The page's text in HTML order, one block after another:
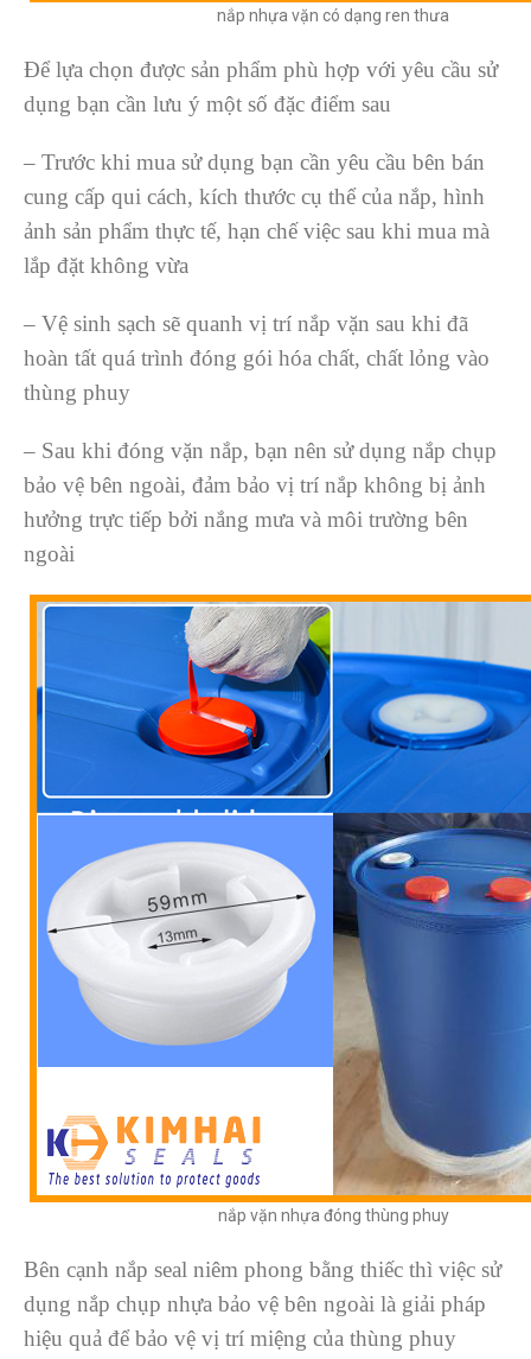
nắp nhựa vặn có dạng ren thưa
Để lựa chọn được sản phẩm phù hợp với yêu cầu sử
dụng bạn cần lưu ý một số đặc điểm sau
– Trước khi mua sử dụng bạn cần yêu cầu bên bán
cung cấp qui cách, kích thước cụ thể của nắp, hình
ảnh sản phẩm thực tế, hạn chế việc sau khi mua mà
lắp đặt không vừa
– Vệ sinh sạch sẽ quanh vị trí nắp vặn sau khi đã
hoàn tất quá trình đóng gói hóa chất, chất lỏng vào
thùng phuy
– Sau khi đóng vặn nắp, bạn nên sử dụng nắp chụp
bảo vệ bên ngoài, đảm bảo vị trí nắp không bị ảnh
hưởng trực tiếp bởi nắng mưa và môi trường bên
ngoài
nắp vặn nhựa đóng thùng phuy
Bên cạnh nắp seal niêm phong bằng thiếc thì việc sử
dụng nắp chụp nhựa bảo vệ bên ngoài là giải pháp
hiệu quả để bảo vệ vị trí miệng của thùng phuy